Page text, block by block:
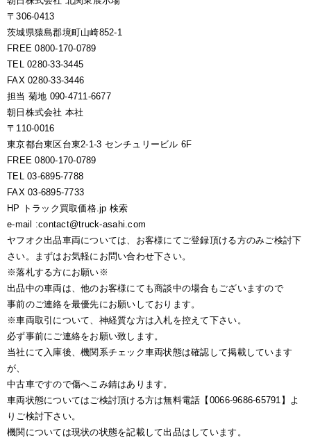
〒306-0413
茨城県猿島郡境町山崎852-1
FREE 0800-170-0789
TEL 0280-33-3445
FAX 0280-33-3446
担当 菊地 090-4711-6677
朝日株式会社 本社
〒110-0016
東京都台東区台東2-1-3 センチュリービル 6F
FREE 0800-170-0789
TEL 03-6895-7788
FAX 03-6895-7733
HP トラック買取価格.jp 検索
e-mail :contact@truck-asahi.com
ヤフオク出品車両については、お客様にてご登録頂ける方のみご検討下
さい。まずはお気軽にお問い合わせ下さい。
※落札する方にお願い※
出品中の車両は、他のお客様にても商談中の場合もございますので
事前のご連絡を最優先にお願いしております。
※車両取引について、神経質な方は入札を控えて下さい。
必ず事前にご連絡をお願い致します。
当社にて入庫後、機関系チェック車両状態は確認して掲載しています
が、
中古車ですので傷へこみ錆はあります。
車両状態についてはご検討頂ける方は無料電話【0066-9686-65791】よ
りご検討下さい。
機関については現状の状態を記載して出品はしています。